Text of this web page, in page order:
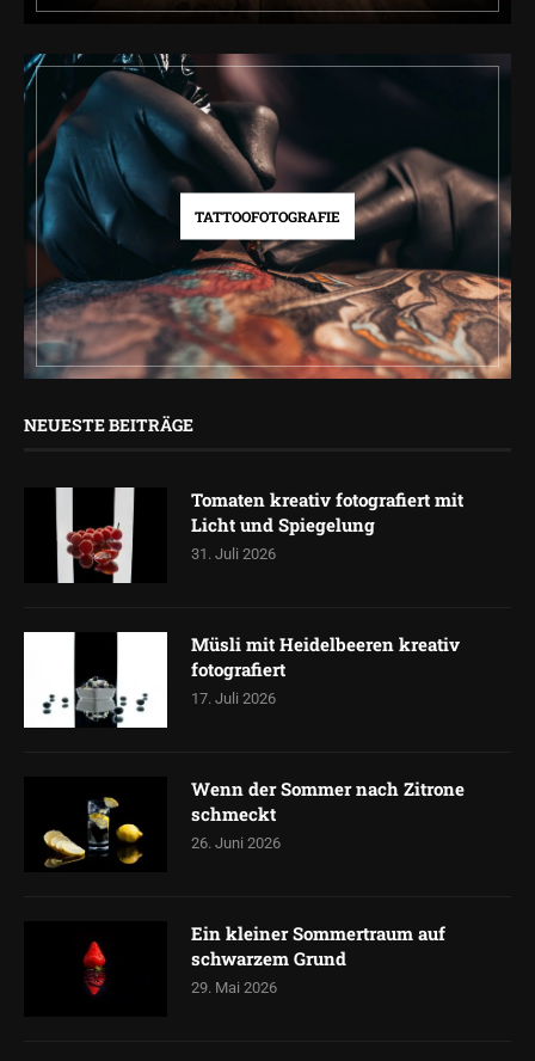
TATTOOFOTOGRAFIE
NEUESTE BEITRÄGE
Tomaten kreativ fotografiert mit
Licht und Spiegelung
31. Juli 2026
Müsli mit Heidelbeeren kreativ
fotografiert
17. Juli 2026
Wenn der Sommer nach Zitrone
schmeckt
26. Juni 2026
Ein kleiner Sommertraum auf
schwarzem Grund
29. Mai 2026